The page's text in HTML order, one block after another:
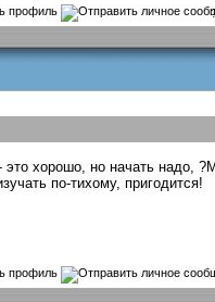
это хорошо, но начать надо,
по-тихому, пригодится!